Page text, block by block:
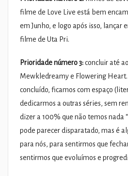
filme de Love Live está bem
em Junho, e logo após isso, lançar
filme de Uta Pri.
Prioridade número 3:concluir até
Mewkledreamy e Flowering
concluído, ficamos com espaço
dedicarmos a outras séries, sem
dizer a 100% que não temos nada
pode parecer disparatado, mas é
para nós, para sentirmos que
sentirmos que evoluímos e